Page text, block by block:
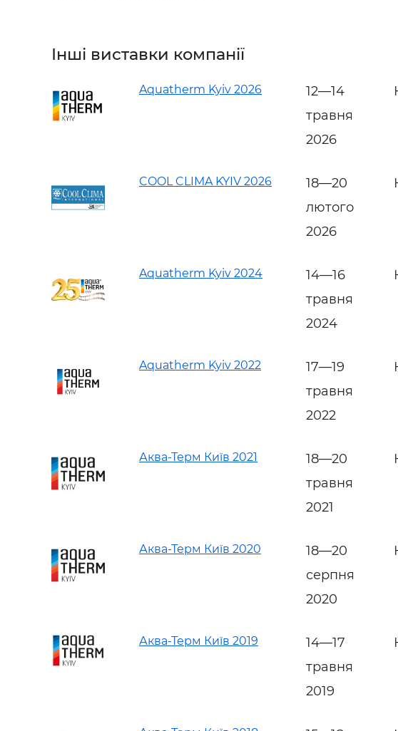
Інші виставки компанії
Aquatherm Kyiv 2026
12—14
травня
2026
COOL CLIMA KYIV 2026
18—20
лютого
2026
Aquatherm Kyiv 2024
14—16
травня
2024
Aquatherm Kyiv 2022
17—19
травня
2022
Аква-Терм Київ 2021
18—20
травня
2021
Аква-Терм Київ 2020
18—20
серпня
2020
Аква-Терм Київ 2019
14—17
травня
2019